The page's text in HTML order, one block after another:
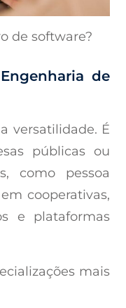
de software?
de
versatilidade. É
públicas ou
como pessoa
cooperativas,
e plataformas
mais